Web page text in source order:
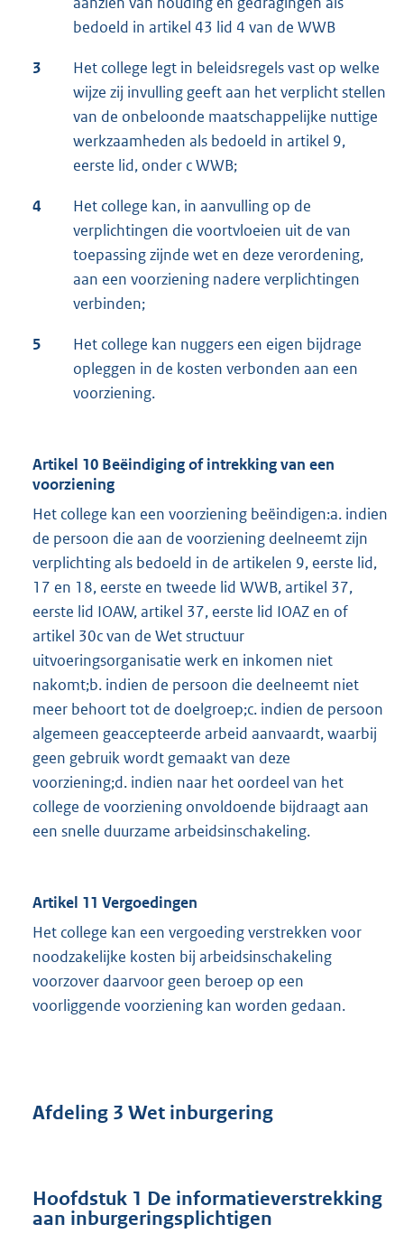
bedoeld in artikel 43 lid 4 van de WWB
3
Het college legt in beleidsregels vast op welke
wijze zij invulling geeft aan het verplicht stellen
van de onbeloonde maatschappelijke nuttige
werkzaamheden als bedoeld in artikel 9,
eerste lid, onder c WWB;
4
Het college kan, in aanvulling op de
verplichtingen die voortvloeien uit de van
toepassing zijnde wet en deze verordening,
aan een voorziening nadere verplichtingen
verbinden;
5
Het college kan nuggers een eigen bijdrage
opleggen in de kosten verbonden aan een
voorziening.
Artikel 10 Beëindiging of intrekking van een
voorziening
Het college kan een voorziening beëindigen:a. indien
de persoon die aan de voorziening deelneemt zijn
verplichting als bedoeld in de artikelen 9, eerste lid,
17 en 18, eerste en tweede lid WWB, artikel 37,
eerste lid IOAW, artikel 37, eerste lid IOAZ en of
artikel 30c van de Wet structuur
uitvoeringsorganisatie werk en inkomen niet
nakomt;b. indien de persoon die deelneemt niet
meer behoort tot de doelgroep;c. indien de persoon
algemeen geaccepteerde arbeid aanvaardt, waarbij
geen gebruik wordt gemaakt van deze
voorziening;d. indien naar het oordeel van het
college de voorziening onvoldoende bijdraagt aan
een snelle duurzame arbeidsinschakeling.
Artikel 11 Vergoedingen
Het college kan een vergoeding verstrekken voor
noodzakelijke kosten bij arbeidsinschakeling
voorzover daarvoor geen beroep op een
voorliggende voorziening kan worden gedaan.
Afdeling 3 Wet inburgering
Hoofdstuk 1 De informatieverstrekking
aan inburgeringsplichtigen